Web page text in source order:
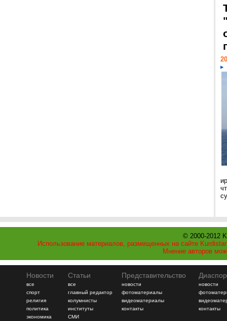
© 2000-2012
Использование материалов, размещенных на сайте
Мнение авторов
Новости
все
спорт
религия
политика
экономика
Статьи
все
главный редактор
колумнисты
институты
СМИ
Представительство
новости
фотоматериалы
видеоматериалы
контакты
новости
контакты